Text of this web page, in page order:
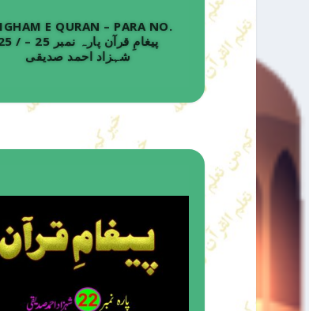
E QURAN – PARA NO.
25 / پیغامِ قرآن پارہ
شہزاد احمد صدیقی